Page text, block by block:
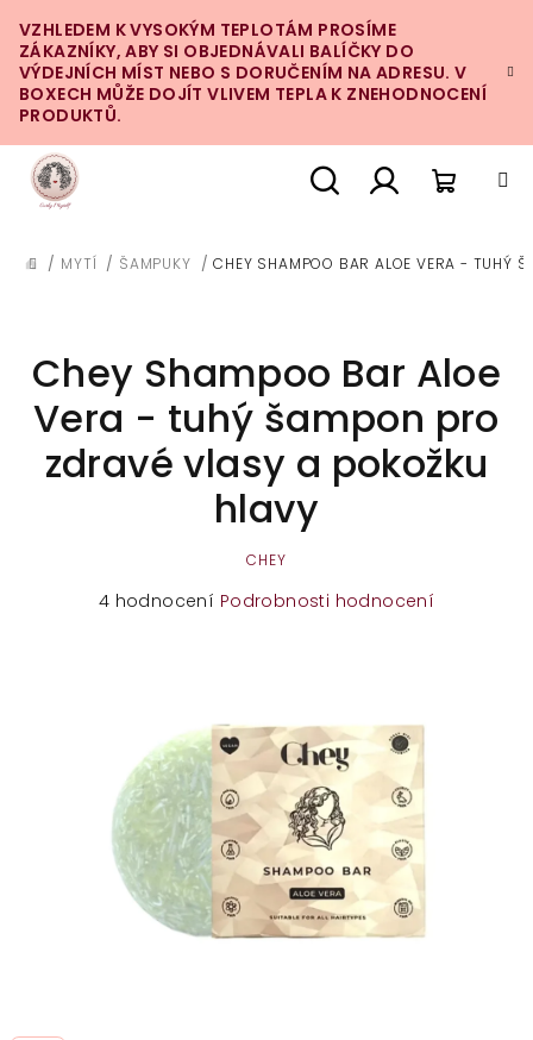
na
obsah
VZHLEDEM K VYSOKÝM TEPLOTÁM PROSÍME
ZÁKAZNÍKY, ABY SI OBJEDNÁVALI BALÍČKY DO
VÝDEJNÍCH MÍST NEBO S DORUČENÍM NA ADRESU. V
BOXECH MŮŽE DOJÍT VLIVEM TEPLA K ZNEHODNOCENÍ
PRODUKTŮ.
DOMŮ
/ MYTÍ / ŠAMPUKY / CHEY SHAMPOO BAR ALOE VERA - TUHÝ
Chey Shampoo Bar Aloe
Vera - tuhý šampon pro
zdravé vlasy a pokožku
hlavy
CHEY
Průměrné
hvězdiček.
4 hodnocení Podrobnosti hodnocení